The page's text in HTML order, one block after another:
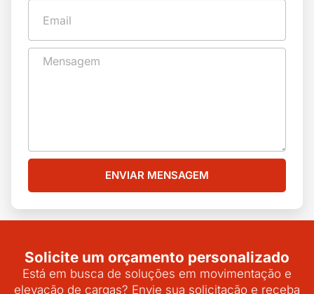
ENVIAR MENSAGEM
Solicite um orçamento personalizado
Está em busca de soluções em movimentação e
elevação de cargas? Envie sua solicitação e receba